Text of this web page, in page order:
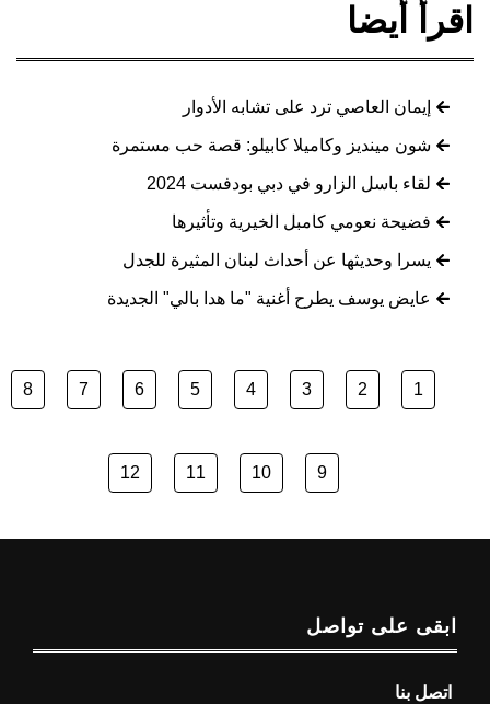
اقرأ أيضا
إيمان العاصي ترد على تشابه الأدوار
شون مينديز وكاميلا كابيلو: قصة حب مستمرة
لقاء باسل الزارو في دبي بودفست 2024
فضيحة نعومي كامبل الخيرية وتأثيرها
يسرا وحديثها عن أحداث لبنان المثيرة للجدل
عايض يوسف يطرح أغنية "ما هدا بالي" الجديدة
1
2
3
4
5
6
7
8
9
10
11
12
ابقى على تواصل
اتصل بنا